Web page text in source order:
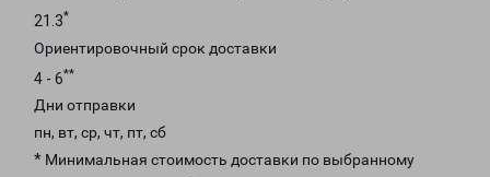
21.3*
Ориентировочный срок доставки
4 - 6**
Дни отправки
пн, вт, ср, чт, пт, сб
* Минимальная стоимость доставки по выбранному